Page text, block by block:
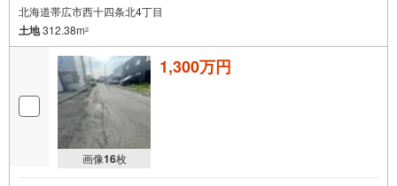
北海道帯広市西十四条北4丁目
土地312.38m2
画像16枚
1,300万円